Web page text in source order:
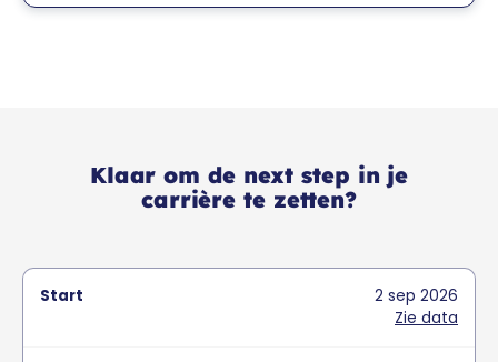
Klaar om de next step in je
carrière te zetten?
2 sep 2026
Zie data